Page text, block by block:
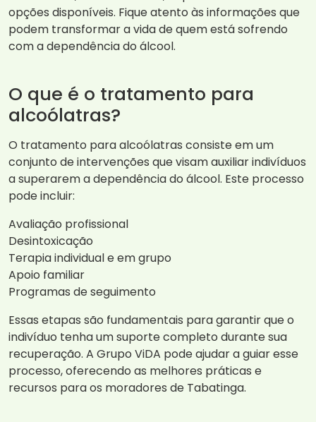
opções disponíveis. Fique atento às informações que
podem transformar a vida de quem está sofrendo
com a dependência do álcool.
O que é o tratamento para
alcoólatras?
O tratamento para alcoólatras consiste em um
conjunto de intervenções que visam auxiliar indivíduos
a superarem a dependência do álcool. Este processo
pode incluir:
Avaliação profissional
Desintoxicação
Terapia individual e em grupo
Apoio familiar
Programas de seguimento
Essas etapas são fundamentais para garantir que o
indivíduo tenha um suporte completo durante sua
recuperação. A Grupo ViDA pode ajudar a guiar esse
processo, oferecendo as melhores práticas e
recursos para os moradores de Tabatinga.